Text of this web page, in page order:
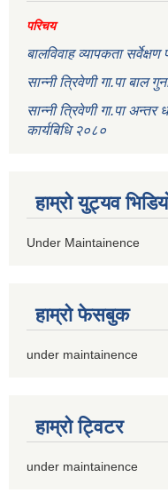
परिचय
बालविवाह व्यापकता
सान्नी त्रिवेणी गा.पा बाल
सान्नी त्रिवेणी गा.पा
कार्यबिधि २०८०
हाम्रो युट्यव
Under Maintainence
हाम्रो फेसबुक
under maintainence
हाम्रो ट्‍विटर
under maintainence